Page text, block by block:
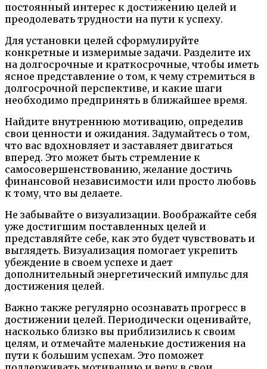
постоянный интерес к достижению целей и
преодолевать трудности на пути к успеху.
Для установки целей сформулируйте
конкретные и измеримые задачи. Разделите их
на долгосрочные и краткосрочные, чтобы иметь
ясное представление о том, к чему стремиться в
долгосрочной перспективе, и какие шаги
необходимо предпринять в ближайшее время.
Найдите внутреннюю мотивацию, определив
свои ценности и ожидания. Задумайтесь о том,
что вас вдохновляет и заставляет двигаться
вперед. Это может быть стремление к
самосовершенствованию, желание достичь
финансовой независимости или просто любовь
к тому, что вы делаете.
Не забывайте о визуализации. Воображайте себя
уже достигшим поставленных целей и
представляйте себе, как это будет чувствовать и
выглядеть. Визуализация помогает укрепить
убеждение в своем успехе и дает
дополнительный энергетический импульс для
достижения целей.
Важно также регулярно осознавать прогресс в
достижении целей. Периодически оценивайте,
насколько близко вы приблизились к своим
целям, и отмечайте маленькие достижения на
пути к большим успехам. Это поможет